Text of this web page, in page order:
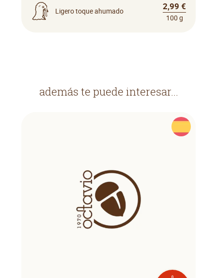
Ligero toque ahumado 2,99 €
100 g
además te puede interesar...